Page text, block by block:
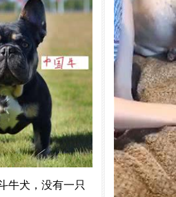
们喂食物。
牛犬，没有一只